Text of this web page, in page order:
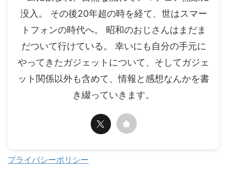
没入。 その後20年超の時を経て、世はスマー
トフォンの時代へ。 昭和のおじさんはまだま
だついて行けている。 幸いにも自分の手元に
やってきたガジェットについて、そしてガジェ
ット関係以外も含めて、情報と感想なんかを書
き綴っていきます。
プライバシーポリシー